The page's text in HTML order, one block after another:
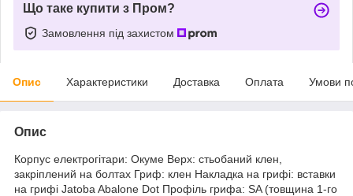
Що таке купити з Пром?
Замовлення під захистом
Опис Характеристики Доставка Оплата Умови
Опис
Корпус електрогітари: Окуме Верх: стьобаний клен,
закріплений на болтах Гриф: клен Накладка на грифі: вставки
на грифі Jatoba Abalone Dot Профіль грифа: SA (товщина 1-го